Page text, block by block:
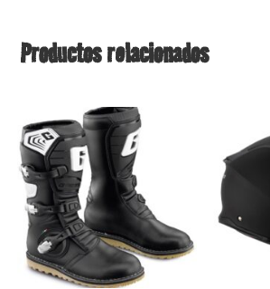
Productos relacionados